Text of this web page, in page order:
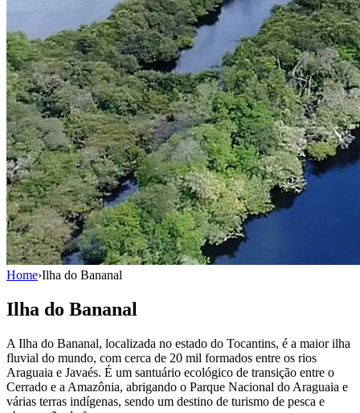
Home›Ilha do Bananal
Ilha do Bananal
A Ilha do Bananal, localizada no estado do Tocantins, é a maior ilha
fluvial do mundo, com cerca de 20 mil formados entre os rios
Araguaia e Javaés. É um santuário ecológico de transição entre o
Cerrado e a Amazônia, abrigando o Parque Nacional do Araguaia e
várias terras indígenas, sendo um destino de turismo de pesca e